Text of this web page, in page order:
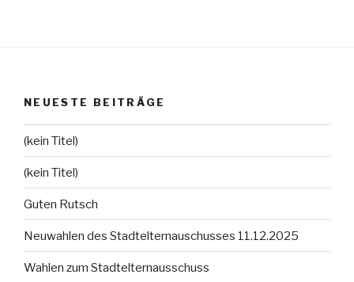
NEUESTE BEITRÄGE
(kein Titel)
(kein Titel)
Guten Rutsch
Neuwahlen des Stadtelternauschusses 11.12.2025
Wahlen zum Stadtelternausschuss